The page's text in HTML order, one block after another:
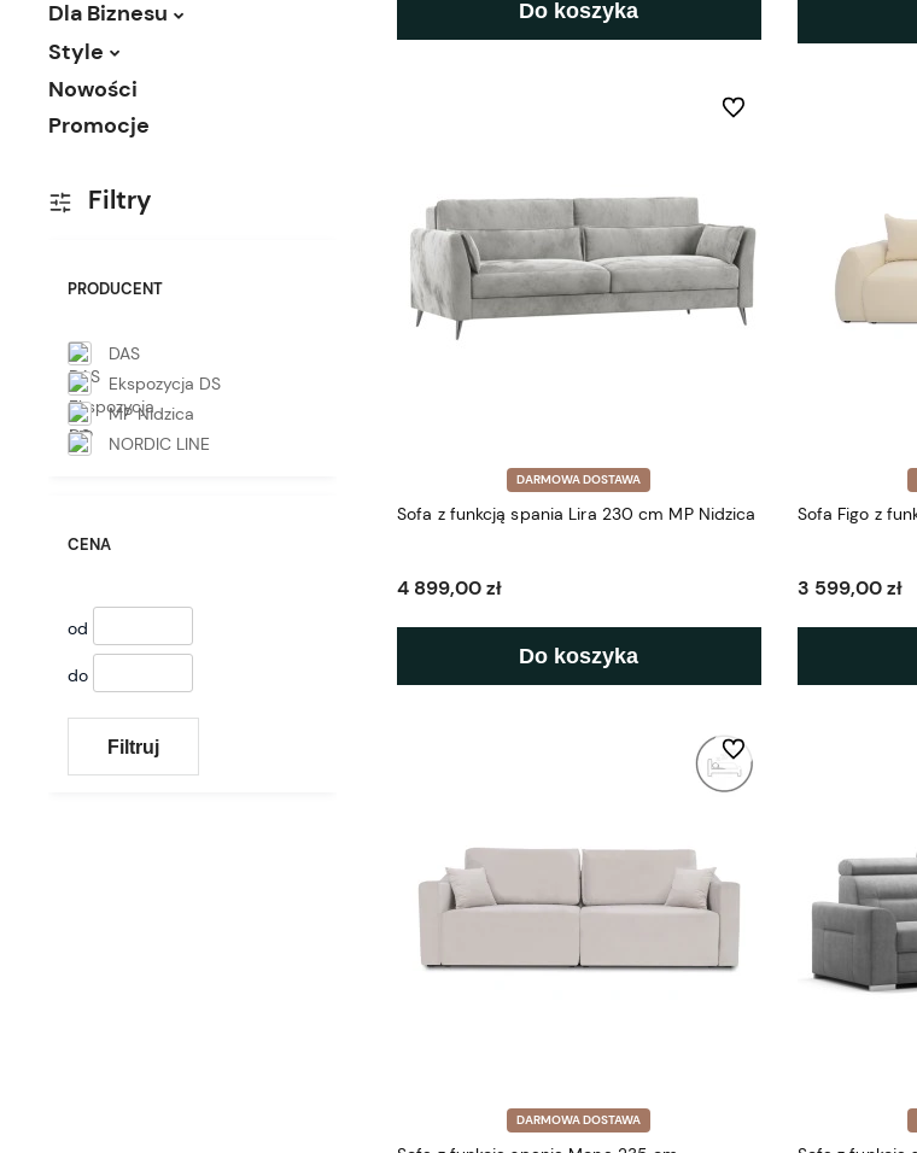
Dla Biznesu
Style
Nowości
Promocje
Filtry
PRODUCENT
DAS
Ekspozycja DS
MP Nidzica
NORDIC LINE
CENA
od
do
Filtruj
Do koszyka
DARMOWA DOSTAWA
Sofa z funkcją spania Lira 230 cm MP Nidzica
4 899,00 zł
Do koszyka
Do ulubionych
Sofa Figo z
3 599,00 zł
DARMOWA DOSTAWA
Do ulubionych